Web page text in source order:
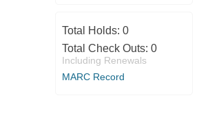
Total Holds: 0
Total Check Outs: 0
Including Renewals
MARC Record